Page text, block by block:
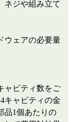
ネジや組み立て
ウェアの必要量
ャビティ数をご
キャビティの金
品1個あたりの